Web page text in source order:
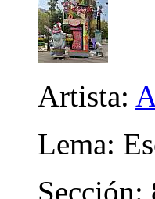
Artista:
Lema:
Sección: